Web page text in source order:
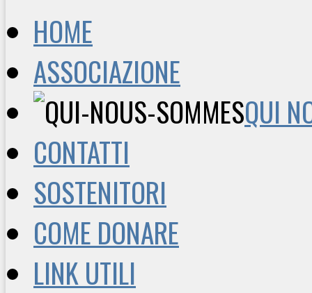
HOME
ASSOCIAZIONE
QUI
CONTATTI
SOSTENITORI
COME DONARE
LINK UTILI